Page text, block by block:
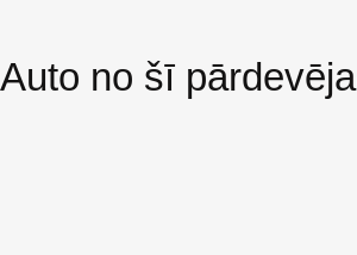
Auto no šī pārdevēja